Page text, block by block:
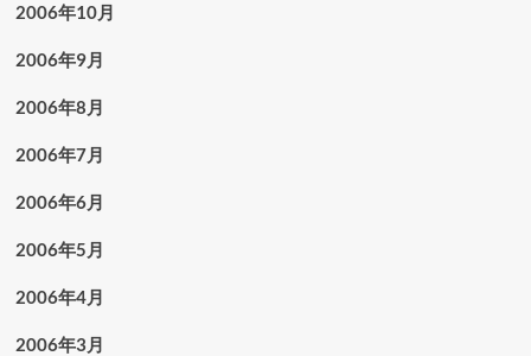
2006年10月
2006年9月
2006年8月
2006年7月
2006年6月
2006年5月
2006年4月
2006年3月